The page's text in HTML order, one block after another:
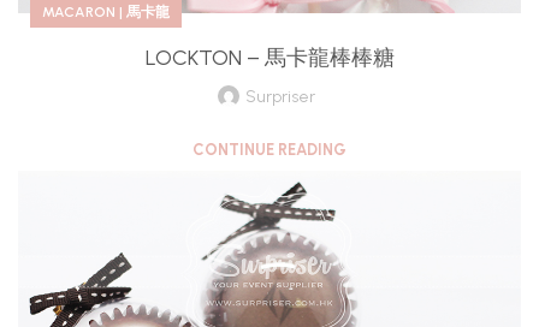
MACARON | 馬卡龍
LOCKTON – 馬卡龍棒棒糖
Surpriser
CONTINUE READING